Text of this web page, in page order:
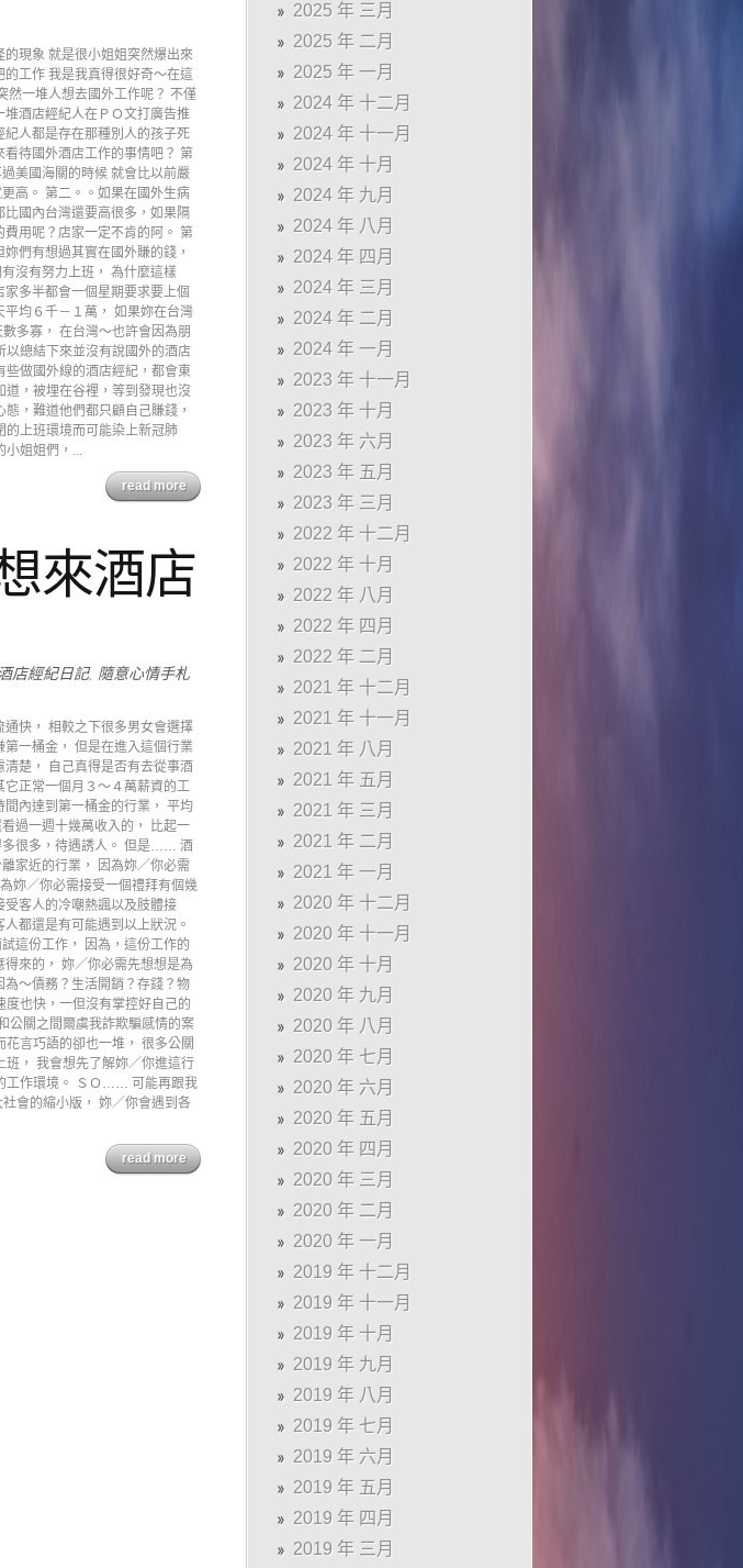
的現象 就是很小姐姐突然爆出來
工作 我是我真得很好奇～在這
然一堆人想去國外工作呢？ 不僅
酒店經紀人在ＰＯ文打廣告推
人都是存在那種別人的孩子死
待國外酒店工作的事情吧？ 第
美國海關的時候 就會比以前嚴
高。 第二。。如果在國外生病
比國內台灣還要高很多，如果隔
用呢？店家一定不肯的阿。 第
們有想過其實在國外賺的錢，
沒有努力上班， 為什麼這樣
多半都會一個星期要求要上個
均６千－１萬， 如果妳在台灣
多寡， 在台灣～也許會因為朋
以總結下來並沒有說國外的酒店
做國外線的酒店經紀，都會東
，被埋在谷裡，等到發現也沒
，難道他們都只顧自己賺錢，
的上班環境而可能染上新冠肺
小姐姐們，...
read more
來酒店
店經紀日記, 隨意心情手札
通快， 相較之下很多男女會選擇
第一桶金， 但是在進入這個行業
清楚， 自己真得是否有去從事酒
正常一個月３～４萬薪資的工
內達到第一桶金的行業， 平均
過一週十幾萬收入的， 比起一
多很多，待遇誘人。 但是…… 酒
家近的行業， 因為妳／你必需
妳／你必需接受一個禮拜有個幾
客人的冷嘲熱諷以及肢體接
都還是有可能遇到以上狀況。
這份工作， 因為，這份工作的
來的， 妳／你必需先想想是為
為～債務？生活開銷？存錢？物
也快，一但沒有掌控好自己的
公關之間爾虞我詐欺騙感情的案
言巧語的卻也一堆， 很多公關
， 我會想先了解妳／你進這行
工作環境。 ＳＯ…… 可能再跟我
會的縮小版， 妳／你會遇到各
read more
2025 年 三月
2025 年 二月
2025 年 一月
2024 年 十二月
2024 年 十一月
2024 年 十月
2024 年 九月
2024 年 八月
2024 年 四月
2024 年 三月
2024 年 二月
2024 年 一月
2023 年 十一月
2023 年 十月
2023 年 六月
2023 年 五月
2023 年 三月
2022 年 十二月
2022 年 十月
2022 年 八月
2022 年 四月
2022 年 二月
2021 年 十二月
2021 年 十一月
2021 年 八月
2021 年 五月
2021 年 三月
2021 年 二月
2021 年 一月
2020 年 十二月
2020 年 十一月
2020 年 十月
2020 年 九月
2020 年 八月
2020 年 七月
2020 年 六月
2020 年 五月
2020 年 四月
2020 年 三月
2020 年 二月
2020 年 一月
2019 年 十二月
2019 年 十一月
2019 年 十月
2019 年 九月
2019 年 八月
2019 年 七月
2019 年 六月
2019 年 五月
2019 年 四月
2019 年 三月